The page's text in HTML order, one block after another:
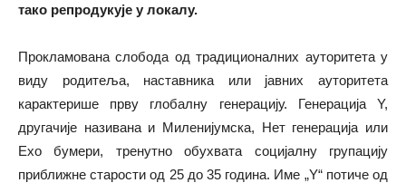
тако репродукује у локалу.
Прокламована слобода од традиционалних ауторитета у
виду родитеља, наставника или јавних ауторитета
карактерише прву глобалну генерацију. Генерација Y,
другачије називана и Миленијумска, Нет генерација или
Ехо бумери, тренутно обухвата социјалну групацију
приближне старости од 25 до 35 година. Име „Y“ потиче од